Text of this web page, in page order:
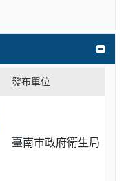
發布單位
臺南市政府衛生局